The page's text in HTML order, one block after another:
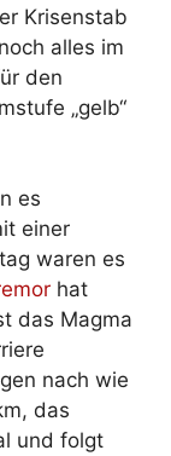
Krisenstab
alles im
den
„gelb“
es
einer
waren es
hat
das Magma
nach wie
das
und folgt